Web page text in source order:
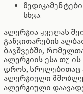
სხვა.
ალერგია ყველას
განვითარების
ბავშვებში,
ალერგიის ესა თუ ის
დროს, სრულებითაც
ალერგიული
ალერგიული